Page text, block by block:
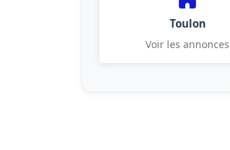
Toulon
Voir les annonces